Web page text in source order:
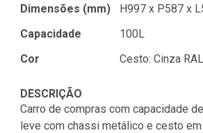
Dimensões (mm)
H997 x P587 x
Capacidade
100L
Cor
Cesto: Cinza
DESCRIÇÃO
Carro de compras com capacidade
leve com chassi metálico e cesto